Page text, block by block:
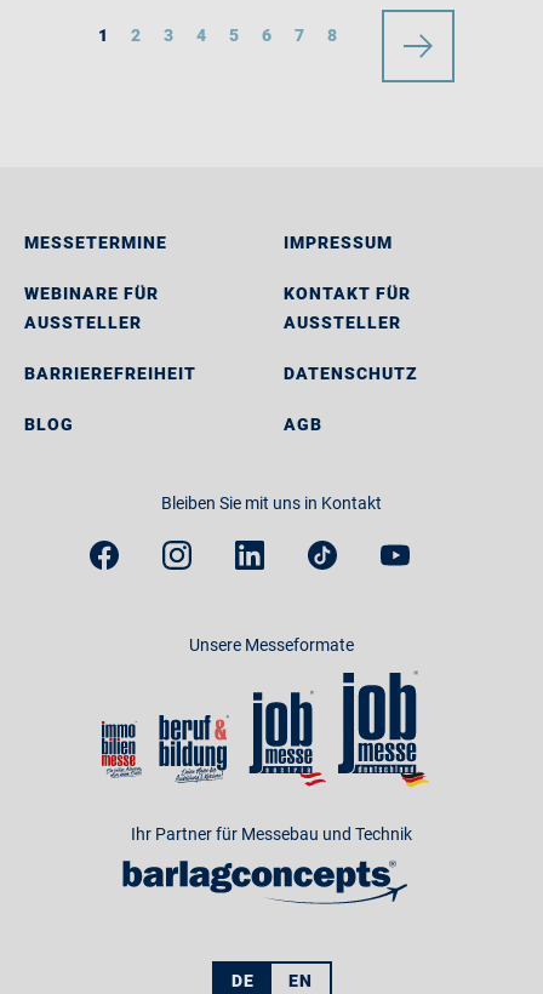
1 2 3 4 5 6 7 8
MESSETERMINE
WEBINARE FÜR
AUSSTELLER
BARRIEREFREIHEIT
BLOG
IMPRESSUM
KONTAKT FÜR
AUSSTELLER
DATENSCHUTZ
AGB
Bleiben Sie mit uns in Kontakt
Unsere Messeformate
Ihr Partner für Messebau und Technik
DE EN